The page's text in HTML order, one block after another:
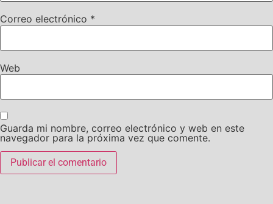
Correo electrónico *
Web
Guarda mi nombre, correo electrónico y web en este
navegador para la próxima vez que comente.